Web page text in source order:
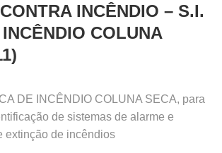
INCÊNDIO – S.I.
COLUNA
DE INCÊNDIO COLUNA SECA, para
de sistemas de alarme e
extinção de incêndios